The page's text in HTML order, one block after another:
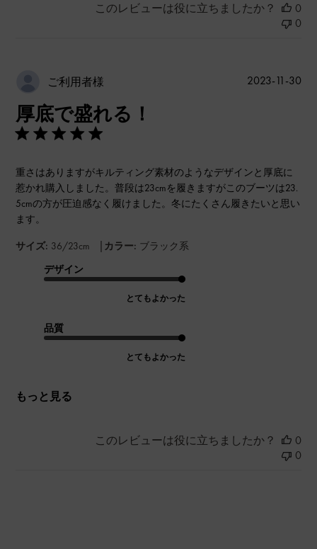
このレビューは役に立ちましたか？
0
0
ご利用者様
厚底で盛れる！
重さはありますがキルティング素材のようなデザインと厚底に
惹かれ購入しました。普段は23cmを履きますがこのブーツは23.
5cmの方が圧迫感なく履けました。冬にたくさん履きたいと思い
ます。
サイズ: 36/23cm | カラー: ブラック系
デザイン
とてもよかった
品質
とてもよかった
もっと見る
公
2023-11-30
このレビューは役に立ちましたか？
0
0